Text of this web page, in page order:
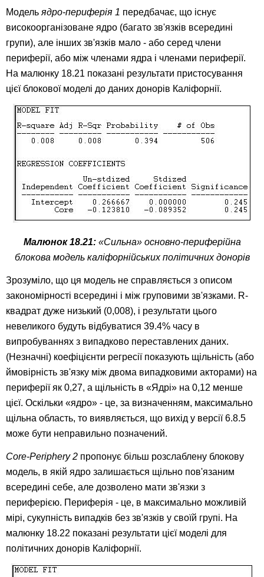
Модельядро-периферія 1 передбачає, що існує
високоорганізоване ядро (багато зв'язків всередині
групи), але інших зв'язків мало - або серед члени
периферії, або між членами ядра і членами периферії.
На малюнку 18.21 показані результати пристосування
цієї блокової моделі до даних донорів Каліфорнії.
Малюнок 18.21: «Сильна» основно-периферійна
блокова модель каліфорнійських політичних донорів
Зрозуміло, що ця модель не справляється з описом
закономірності всередині і між груповими зв'язками. R-
квадрат дуже низький (0,008), і результати цього
невеликого будуть відбуватися 39.4% часу в
випробуваннях з випадково переставлених даних.
(Незначні) коефіцієнти регресії показують щільність (або
ймовірність зв'язку між двома випадковими акторами) на
периферії як 0,27, а щільність в «Ядрі» на 0,12 менше
цієї. Оскільки «ядро» - це, за визначенням, максимально
щільна область, то виявляється, що вихід у версії 6.8.5
може бути неправильно позначений.
Core-Periphery 2 пропонує більш розслаблену блокову
модель, в якій ядро залишається щільно пов'язаним
всередині себе, але дозволено мати зв'язки з
периферією. Периферія - це, в максимально можливій
мірі, сукупність випадків без зв'язків у своїй групі. На
малюнку 18.22 показані результати цієї моделі для
політичних донорів Каліфорнії.